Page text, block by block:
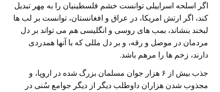
اگر اسلحه اسراییلی توانست خشم فلسطینیان را به مِهر تبدیل
کند، اگر ارتش امریکا، در عراق و افغانستان، توانست بر لب ها
لبخند بنشاند، بمب های روسی و انگلیسی هم می تواند بر دل
مردمان در موصل و رقه، و بر دل مللی که با آنها همدردی
دارند، زخم ها را مرهم باشد.
جذب بیش از ۶ هزار جوان مسلمان بزرگ شده در اروپا، و
مجذوب شدن هزاران داوطلب دیگر از دیگر جوامع سُنی در